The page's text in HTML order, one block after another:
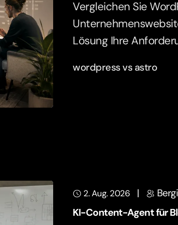
Vergleichen Sie
Lösung Ihre
wordpress vs astro
2. Aug. 2026 |
KI-Content-Agent für